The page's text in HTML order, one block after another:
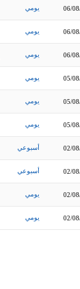
يومي 06/
يومي 06/
يومي 06/
يومي 05/
يومي 05/
يومي 05/
أسبوعي 02/
أسبوعي 02/
يومي 02/
يومي 02/